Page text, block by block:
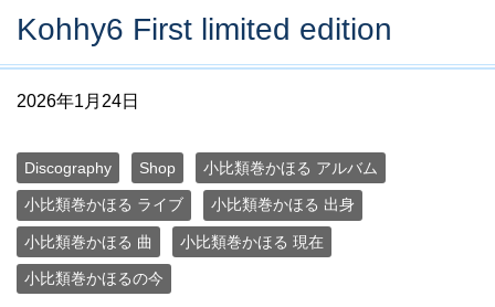
Kohhy6 First limited edition
2026年1月24日
Discography Shop 小比類巻かほる アルバム
小比類巻かほる ライブ 小比類巻かほる 出身
小比類巻かほる 曲 小比類巻かほる 現在
小比類巻かほるの今